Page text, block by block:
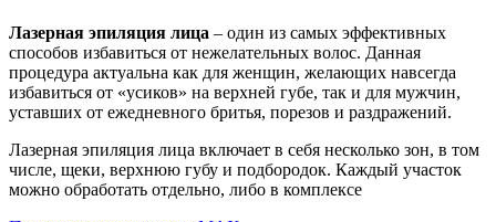
Лазерная эпиляция лица – один из самых эффективных
способов избавиться от нежелательных волос. Данная
процедура актуальна как для женщин, желающих навсегда
избавиться от «усиков» на верхней губе, так и для мужчин,
уставших от ежедневного бритья, порезов и раздражений.
Лазерная эпиляция лица включает в себя несколько зон, в том
числе, щеки, верхнюю губу и подбородок. Каждый участок
можно обработать отдельно, либо в комплексе